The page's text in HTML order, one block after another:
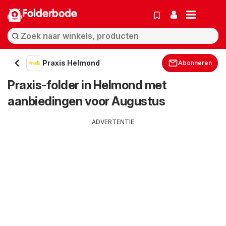
Folderbode
Praxis Helmond Abonneren
Praxis-folder in Helmond met
aanbiedingen voor Augustus
ADVERTENTIE